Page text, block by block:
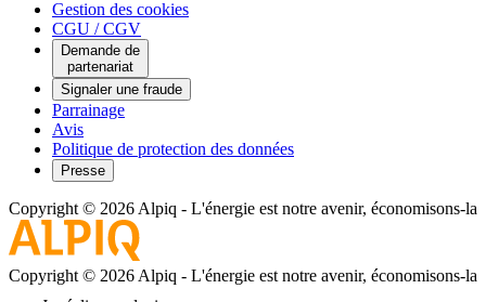
Gestion des cookies
CGU / CGV
Demande de
partenariat
Signaler une fraude
Parrainage
Avis
Politique de protection des données
Presse
Copyright © 2026 Alpiq - L'énergie est notre avenir, économisons-la
Copyright © 2026 Alpiq - L'énergie est notre avenir, économisons-la